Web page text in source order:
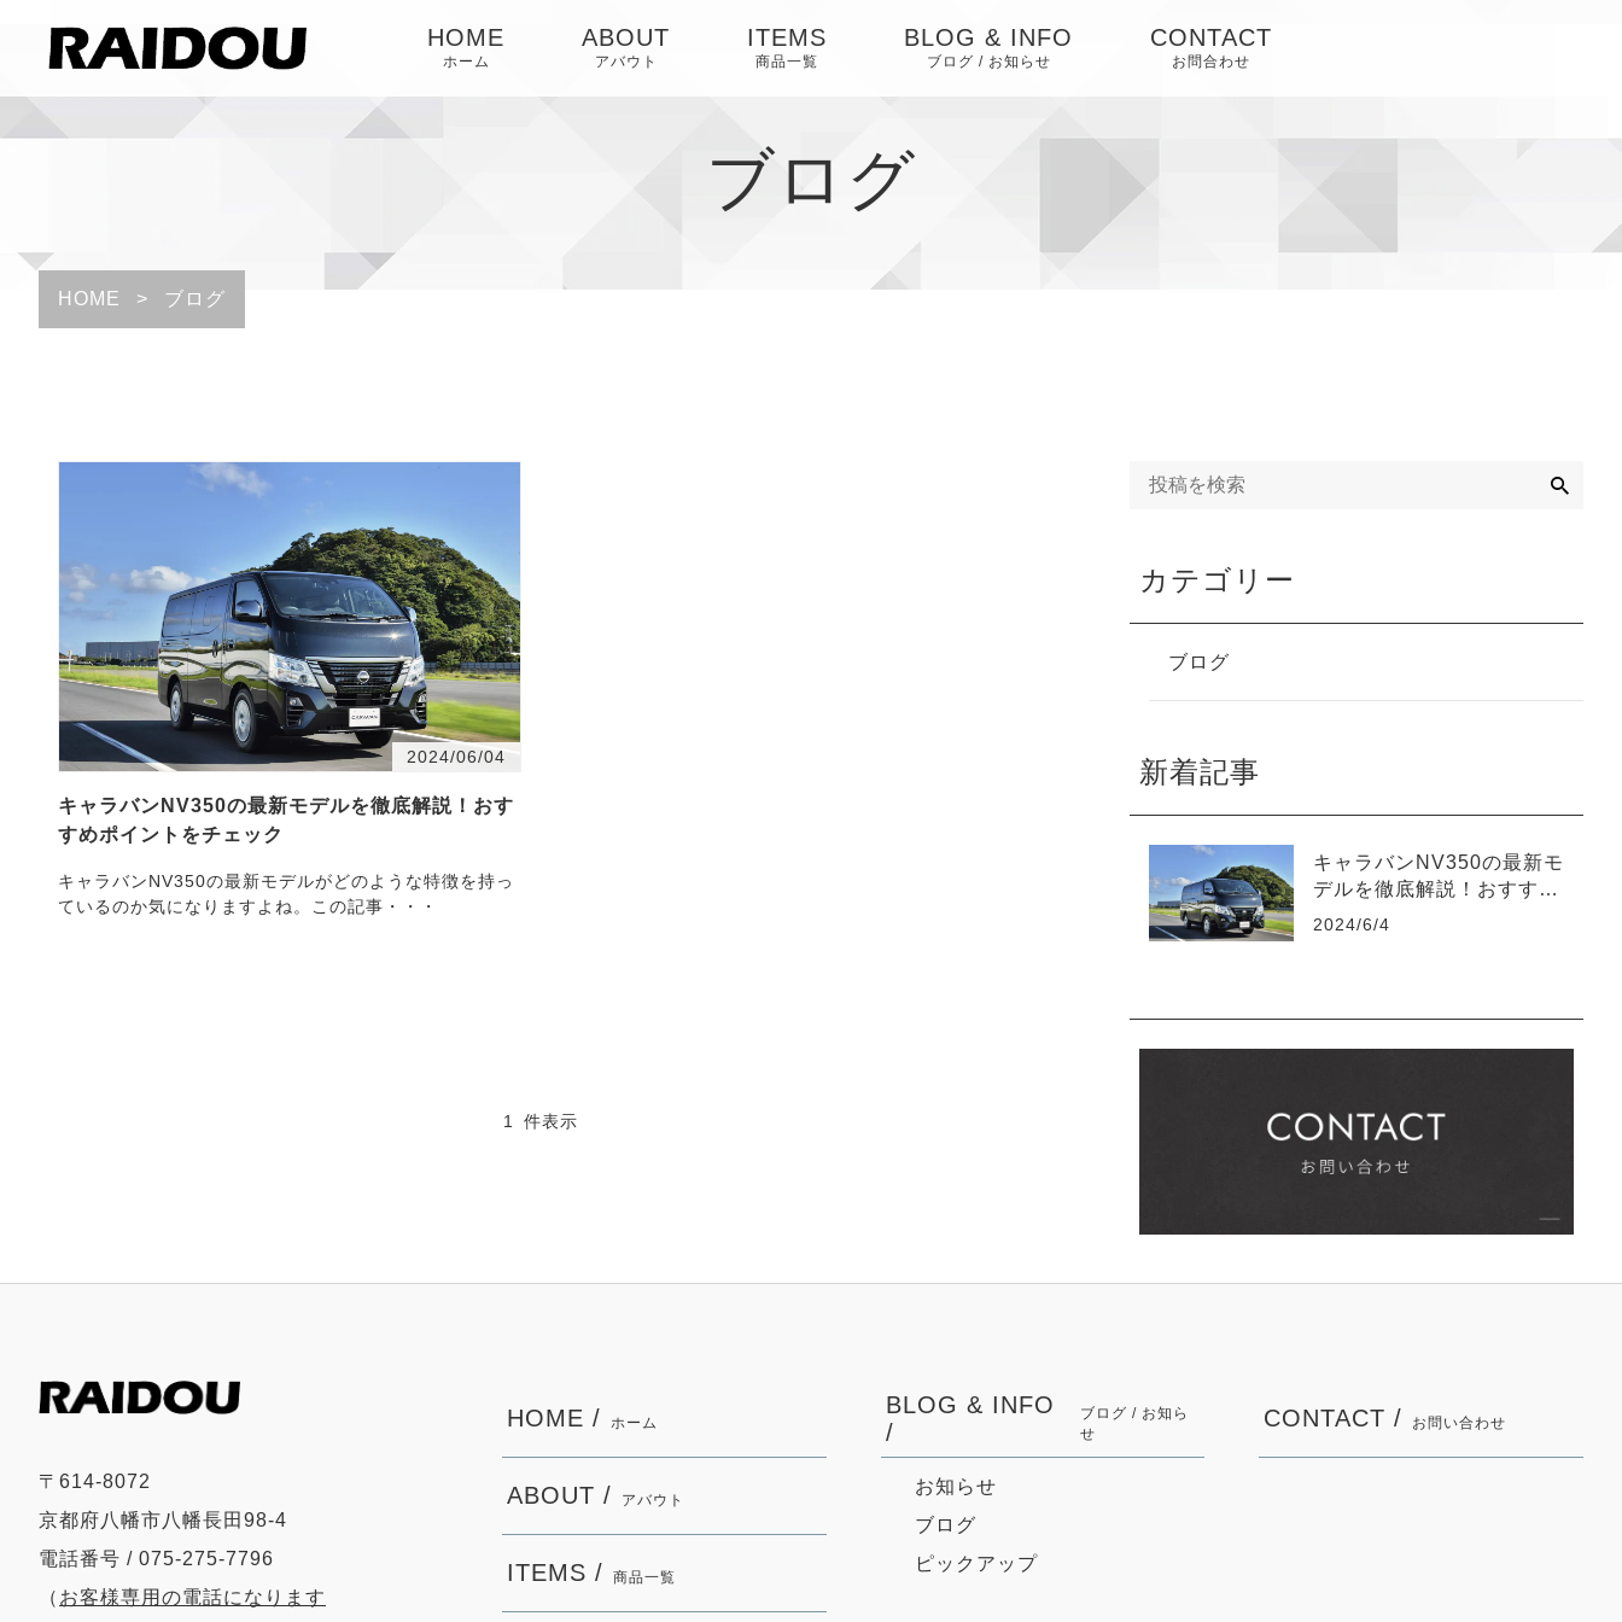
HOME
ホーム
ABOUT
アバウト
ITEMS
商品一覧
BLOG & INFO
ブログ / お知らせ
CONTACT
お問合わせ
ブログ
HOME > ブログ
2024/06/04
キャラバンNV350の最新モデルを徹底解説！おす
すめポイントをチェック
キャラバンNV350の最新モデルがどのような特徴を持っ
ているのか気になりますよね。この記事・・・
1 件表示
カテゴリー
ブログ
新着記事
キャラバンNV350の最新モ
デルを徹底解説！おすすめ
ポイントをチェック
2024/6/4
〒614-8072
京都府八幡市八幡長田98-4
電話番号 / 075-275-7796
（ お客様専用の電話になります
HOME / ホーム
ABOUT / アバウト
ITEMS / 商品一覧
BLOG & INFO
/
ブログ / お知ら
せ
お知らせ
ブログ
ピックアップ
CONTACT / お問い合わせ